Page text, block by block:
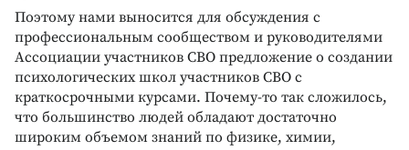
Поэтому нами выносится для обсуждения с
профессиональным сообществом и руководителями
Ассоциации участников СВО предложение о создании
психологических школ участников СВО с
краткосрочными курсами. Почему-то так сложилось,
что большинство людей обладают достаточно
широким объемом знаний по физике, химии,